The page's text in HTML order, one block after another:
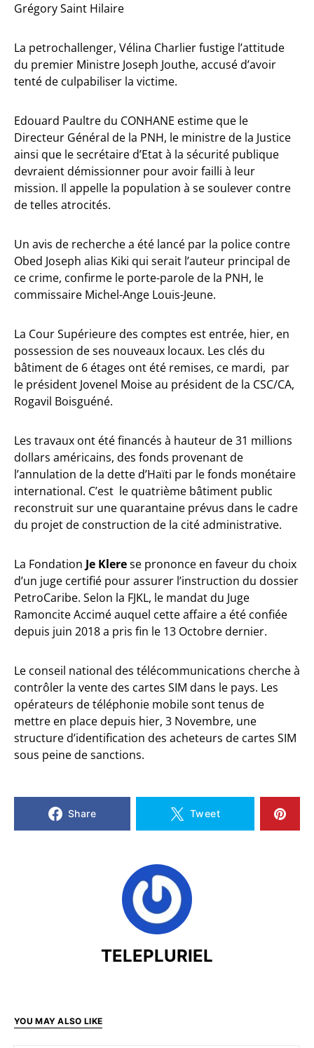
Grégory Saint Hilaire
La petrochallenger, Vélina Charlier fustige l’attitude
du premier Ministre Joseph Jouthe, accusé d’avoir
tenté de culpabiliser la victime.
Edouard Paultre du CONHANE estime que le
Directeur Général de la PNH, le ministre de la Justice
ainsi que le secrétaire d’Etat à la sécurité publique
devraient démissionner pour avoir failli à leur
mission. Il appelle la population à se soulever contre
de telles atrocités.
Un avis de recherche a été lancé par la police contre
Obed Joseph alias Kiki qui serait l’auteur principal de
ce crime, confirme le porte-parole de la PNH, le
commissaire Michel-Ange Louis-Jeune.
La Cour Supérieure des comptes est entrée, hier, en
possession de ses nouveaux locaux. Les clés du
bâtiment de 6 étages ont été remises, ce mardi, par
le président Jovenel Moise au président de la CSC/CA,
Rogavil Boisguéné.
Les travaux ont été financés à hauteur de 31 millions
dollars américains, des fonds provenant de
l’annulation de la dette d’Haïti par le fonds monétaire
international. C’est le quatrième bâtiment public
reconstruit sur une quarantaine prévus dans le cadre
du projet de construction de la cité administrative.
La Fondation Je Klerese prononce en faveur du choix
d’un juge certifié pour assurer l’instruction du dossier
PetroCaribe. Selon la FJKL, le mandat du Juge
Ramoncite Accimé auquel cette affaire a été confiée
depuis juin 2018 a pris fin le 13 Octobre dernier.
Le conseil national des télécommunications cherche à
contrôler la vente des cartes SIM dans le pays. Les
opérateurs de téléphonie mobile sont tenus de
mettre en place depuis hier, 3 Novembre, une
structure d’identification des acheteurs de cartes SIM
sous peine de sanctions.
Share Tweet
TELEPLURIEL
YOU MAY ALSO LIKE